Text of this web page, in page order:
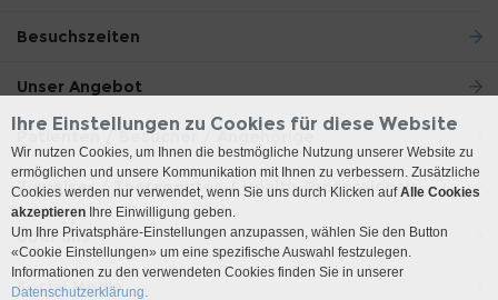
Besuchszeiten
Unser Angebot
Patienten / Besucher / Angehörige
Zuweiser / Therapeuten / Health-Professionals
Über uns
Social Media
Ihre Einstellungen zu Cookies für diese Website
Wir nutzen Cookies, um Ihnen die bestmögliche Nutzung unserer Website zu
ermöglichen und unsere Kommunikation mit Ihnen zu verbessern. Zusätzliche
Cookies werden nur verwendet, wenn Sie uns durch Klicken aufAlle Cookies
akzeptieren Ihre Einwilligung geben.
Um Ihre Privatsphäre-Einstellungen anzupassen, wählen Sie den Button
«Cookie Einstellungen» um eine spezifische Auswahl festzulegen.
Informationen zu den verwendeten Cookies finden Sie in unserer
Datenschutzerklärung.